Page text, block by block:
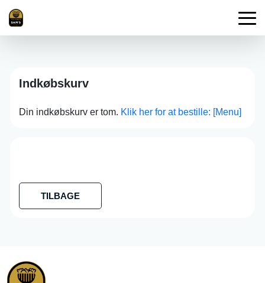
Indkøbskurv
Din indkøbskurv er tom. Klik her for at bestille: [Menu]
TILBAGE